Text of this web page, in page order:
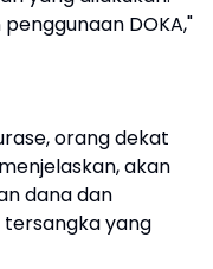
DOKA,"
orang dekat
akan
dana dan
yang